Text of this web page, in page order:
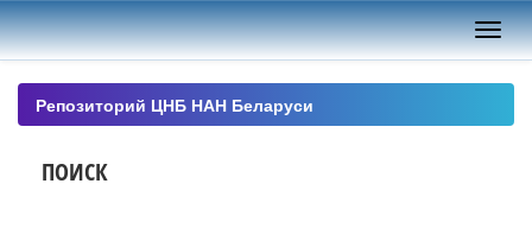
Skip
navigation
Репозиторий ЦНБ НАН Беларуси
ПОИСК